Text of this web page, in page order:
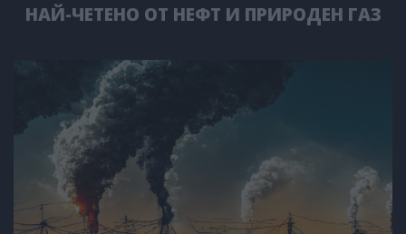
НАЙ-ЧЕТЕНО ОТ НЕФТ И ПРИРОДЕН ГАЗ